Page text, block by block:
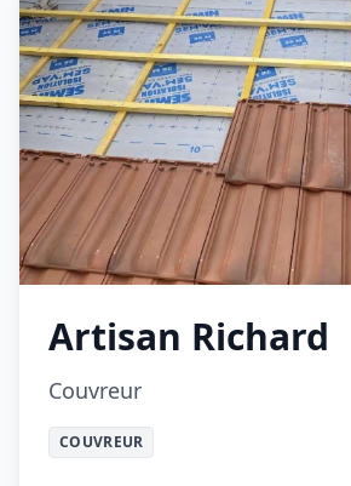
Artisan Richard
Couvreur
COUVREUR